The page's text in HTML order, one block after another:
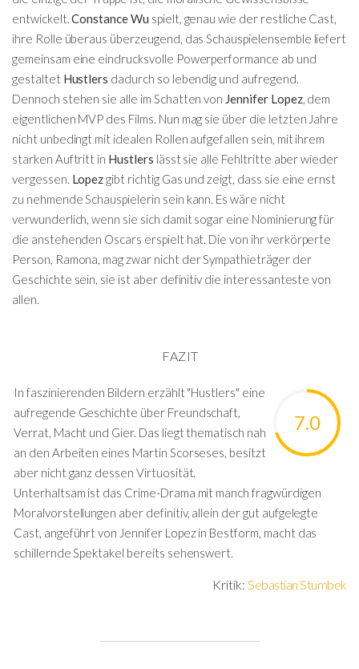
entwickelt.Constance Wu spielt, genau wie der restliche Cast,
ihre Rolle überaus überzeugend, das Schauspielensemble liefert
gemeinsam eine eindrucksvolle Powerperformance ab und
gestaltet Hustlers dadurch so lebendig und aufregend.
Dennoch stehen sie alle im Schatten von Jennifer Lopez, dem
eigentlichen MVP des Films. Nun mag sie über die letzten Jahre
nicht unbedingt mit idealen Rollen aufgefallen sein, mit ihrem
starken Auftritt in Hustlers lässt sie alle Fehltritte aber wieder
vergessen. Lopezgibt richtig Gas und zeigt, dass sie eine ernst
zu nehmende Schauspielerin sein kann. Es wäre nicht
verwunderlich, wenn sie sich damit sogar eine Nominierung für
die anstehenden Oscars erspielt hat. Die von ihr verkörperte
Person, Ramona, mag zwar nicht der Sympathieträger der
Geschichte sein, sie ist aber definitiv die interessanteste von
allen.
FAZIT
7.0
In faszinierenden Bildern erzählt "Hustlers" eine
aufregende Geschichte über Freundschaft,
Verrat, Macht und Gier. Das liegt thematisch nah
an den Arbeiten eines Martin Scorseses, besitzt
aber nicht ganz dessen Virtuosität.
Unterhaltsam ist das Crime-Drama mit manch fragwürdigen
Moralvorstellungen aber definitiv, allein der gut aufgelegte
Cast, angeführt von Jennifer Lopez in Bestform, macht das
schillernde Spektakel bereits sehenswert.
Kritik: Sebastian Stumbek